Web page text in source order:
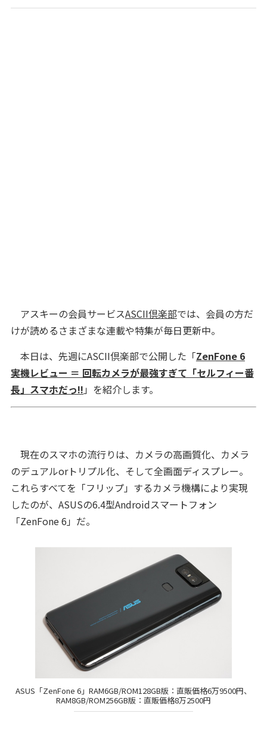
アスキーの会員サービスASCII倶楽部では、会員の方だ
けが読めるさまざまな連載や特集が毎日更新中。
本日は、先週にASCII倶楽部で公開した「ZenFone 6
実機レビュー ＝ 回転カメラが最強すぎて「セルフィー番
長」スマホだっ!! 」を紹介します。
現在のスマホの流行りは、カメラの高画質化、カメラ
のデュアルorトリプル化、そして全画面ディスプレー。
これらすべてを「フリップ」するカメラ機構により実現
したのが、ASUSの6.4型Androidスマートフォン
「ZenFone 6」だ。
ASUS「ZenFone 6」RAM6GB/ROM128GB版：直販価格6万9500円、
RAM8GB/ROM256GB版：直販価格8万2500円